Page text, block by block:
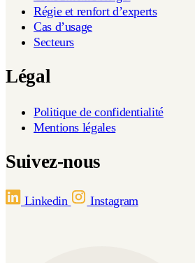
Régie et renfort d’experts
Cas d’usage
Secteurs
Légal
Politique de confidentialité
Mentions légales
Suivez-nous
Linkedin Instagram